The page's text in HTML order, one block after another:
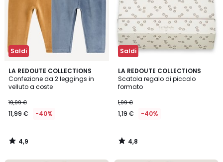
Saldi
LA REDOUTE COLLECTIONS
Confezione da 2 leggings in
velluto a coste
19,99 €
11,99 € -40%
4,9
/ 5
4,9
/
Saldi
LA REDOUTE COLLECTIONS
Scatola regalo di piccolo
formato
1,99 €
1,19 € -40%
4,8
/ 5
4,8
/